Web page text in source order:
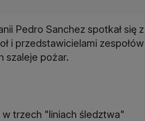
Pedro Sanchez spotkał się z
i przedstawicielami zespołów
szaleje pożar.
w trzech "liniach śledztwa"